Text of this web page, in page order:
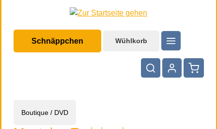
Schnäppchen Wühlkorb
Boutique / DVD